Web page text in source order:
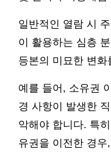
일반적인 열람 시
이 활용하는 심층
등본의 미묘한 변
예를 들어, 소유권
경 사항이 발생한
악해야 합니다. 특
유권을 이전한 경